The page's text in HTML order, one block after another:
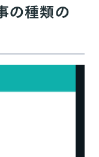
でできる仕事
事
！家ででき
の種類の